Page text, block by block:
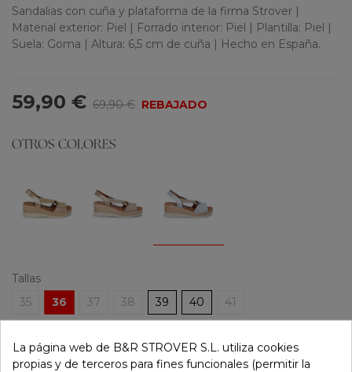
Sandalias con cuña y plataforma de la firma Strover |
Material exterior: Piel | Forrado interior: Piel | Plantilla: Piel |
Suela: Goma | Altura: 6,5 cm de cuña | Hecho en España.
59,90 € 69,90 € REBAJADO
OTROS COLORES
Tallas
35
36 37 38 39 40 41
-
La página web de B&R STROVER S.L. utiliza cookies
propias y de terceros para fines funcionales (permitir la